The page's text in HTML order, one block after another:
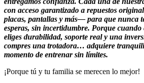
con acceso garantizado a repuestos
placas, pantallas y más— para que nunca
esperas, sin incertidumbre. Porque cuando
eliges durabilidad, soporte real y una
compres una trotadora… adquiere
momento de entrenar sin límites.
¡Porque tú y tu familia se merecen lo mejor!